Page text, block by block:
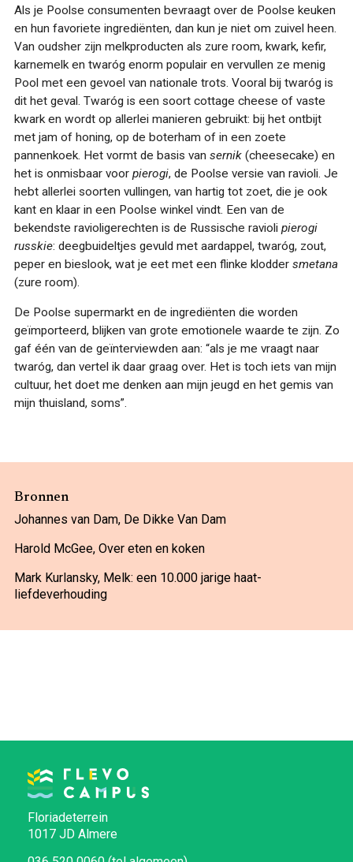
Als je Poolse consumenten bevraagt over de Poolse keuken
en hun favoriete ingrediënten, dan kun je niet om zuivel heen.
Van oudsher zijn melkproducten als zure room, kwark, kefir,
karnemelk en twaróg enorm populair en vervullen ze menig
Pool met een gevoel van nationale trots. Vooral bij twaróg is
dit het geval. Twaróg is een soort cottage cheese of vaste
kwark en wordt op allerlei manieren gebruikt: bij het ontbijt
met jam of honing, op de boterham of in een zoete
pannenkoek. Het vormt de basis van sernik(cheesecake) en
het is onmisbaar voor pierogi, de Poolse versie van ravioli. Je
hebt allerlei soorten vullingen, van hartig tot zoet, die je ook
kant en klaar in een Poolse winkel vindt. Een van de
bekendste ravioligerechten is de Russische ravioli pierogi
russkie: deegbuideltjes gevuld met aardappel, twaróg, zout,
peper en bieslook, wat je eet met een flinke klodder smetana
(zure room).
De Poolse supermarkt en de ingrediënten die worden
geïmporteerd, blijken van grote emotionele waarde te zijn. Zo
gaf één van de geïnterviewden aan: “als je me vraagt naar
twaróg, dan vertel ik daar graag over. Het is toch iets van mijn
cultuur, het doet me denken aan mijn jeugd en het gemis van
mijn thuisland, soms”.
Bronnen
Johannes van Dam, De Dikke Van Dam
Harold McGee, Over eten en koken
Mark Kurlansky, Melk: een 10.000 jarige haat-
liefdeverhouding
Floriadeterrein
1017 JD Almere